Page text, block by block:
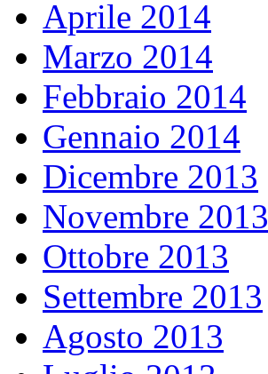
Aprile 2014
Marzo 2014
Febbraio 2014
Gennaio 2014
Dicembre 2013
Novembre 2013
Ottobre 2013
Settembre 2013
Agosto 2013